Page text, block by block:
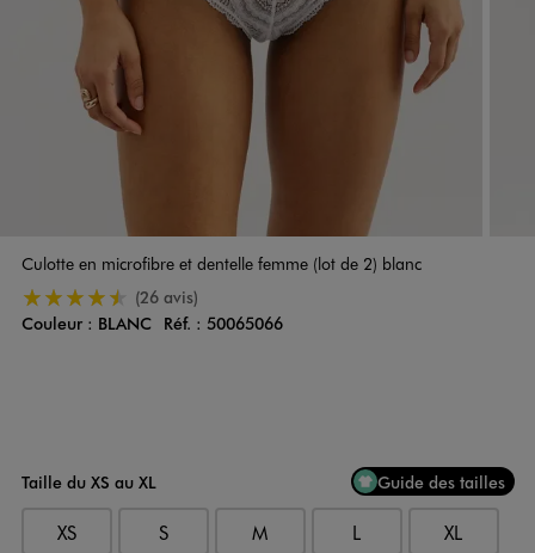
Culotte en microfibre et dentelle femme (lot de 2) blanc
4.5/5 de moyenne
(26 avis)
Couleur
Couleur : BLANC Réf. : 50065066
Taille du XS au XL Guide des tailles
XS S M L XL